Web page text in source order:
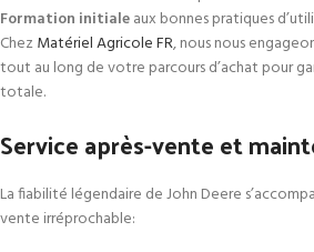
Formation initialeaux bonnes pratiques
ChezMatériel Agricole FR, nous nous
tout au long de votre parcours d’achat pour
totale.
Service après-vente et
La fiabilité légendaire de John Deere
vente irréprochable: